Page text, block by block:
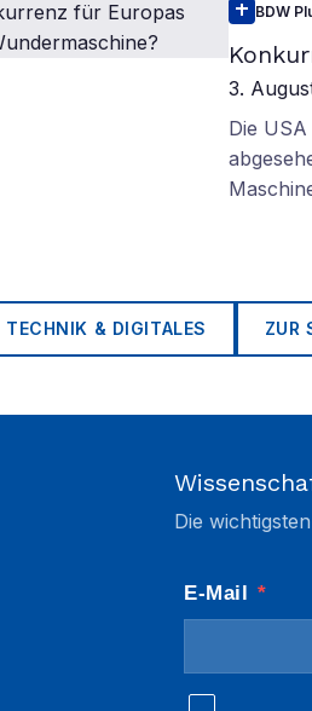
BDW
3.
Die
TECHNIK & DIGITALES ZUR
Die